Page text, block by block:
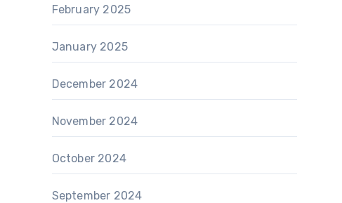
February 2025
January 2025
December 2024
November 2024
October 2024
September 2024